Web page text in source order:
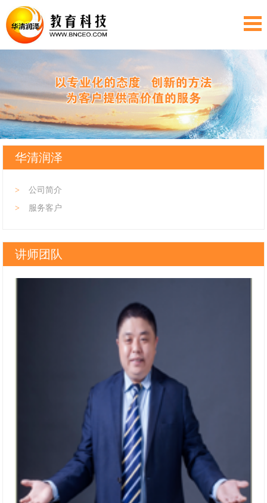
华清润泽
>
公司简介
>
服务客户
讲师团队